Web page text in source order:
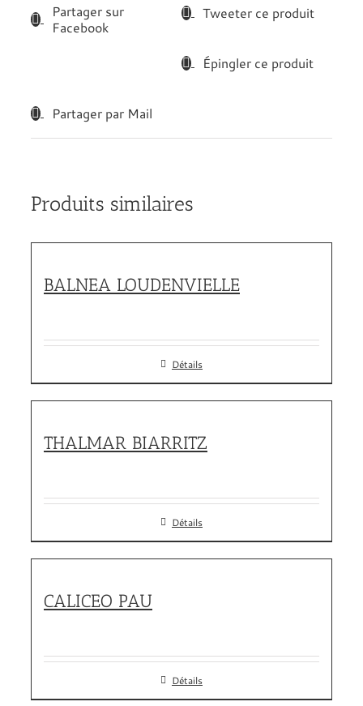
Partager sur
Facebook
Tweeter ce produit
Épingler ce produit
Partager par Mail
Produits similaires
BALNEA LOUDENVIELLE
Détails
THALMAR BIARRITZ
Détails
CALICEO PAU
Détails